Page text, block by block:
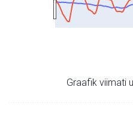
Graafik viimati